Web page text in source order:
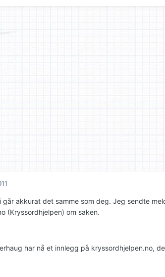
akkurat det samme som deg. Jeg sendte
(Kryssordhjelpen) om saken.
har nå et innlegg på kryssordhjelpen.no,